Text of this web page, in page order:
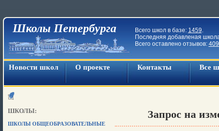
Школы Петербурга Всего школ в базе: 1459.
Последняя добавленая
Всего оставлено отзывов:
Новости школ О проекте Контакты Все
ШКОЛЫ:
ШКОЛЫ ОБЩЕОБРАЗОВАТЕЛЬНЫЕ
Запрос на